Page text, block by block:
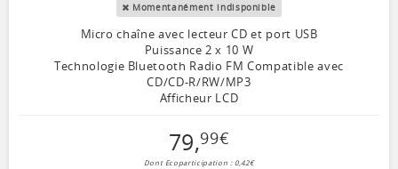
Momentanément indisponible
Micro chaîne avec lecteur CD et port USB
Puissance 2 x 10 W
Technologie Bluetooth Radio FM Compatible avec
CD/CD-R/RW/MP3
Afficheur LCD
79,99€
Dont Ecoparticipation : 0,42€